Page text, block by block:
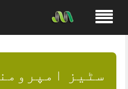
content
سٹیز